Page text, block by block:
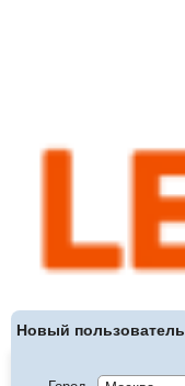
Новый пользователь